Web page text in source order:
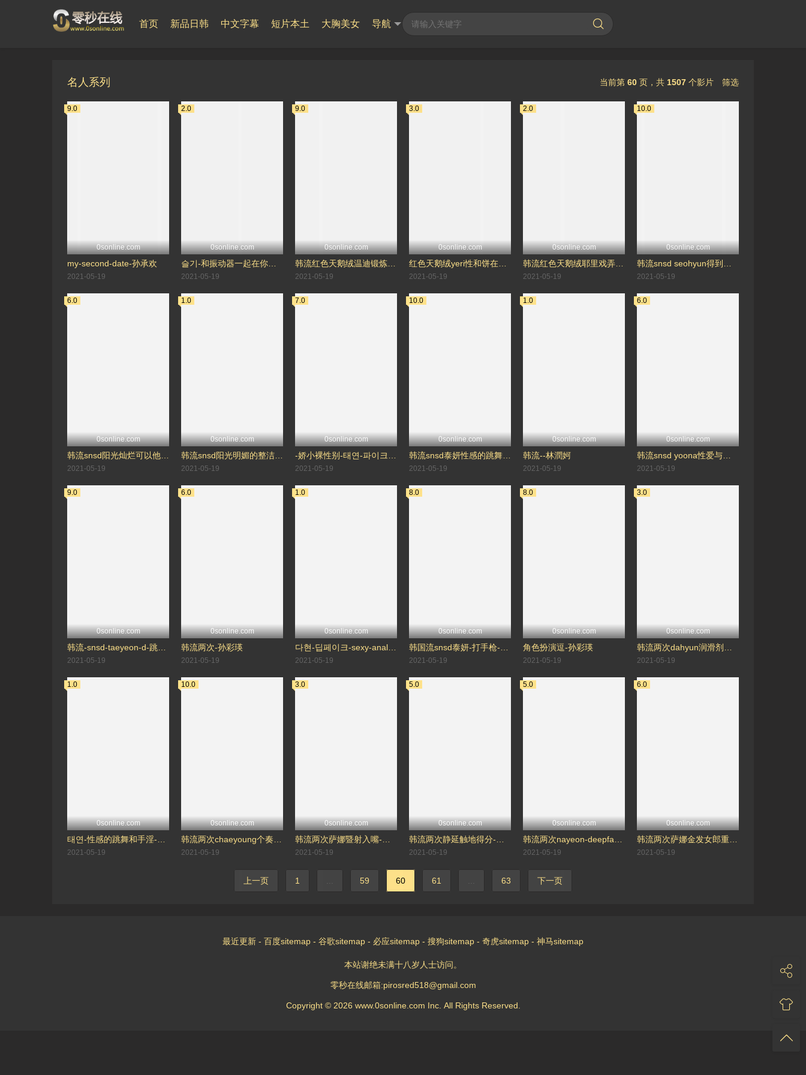
首页 新品日韩 中文字幕 短片本土 大胸美女 导航
名人系列 当前第 60 页， 共 1507 个影片 筛选
9.0
0sonline.com
my-second-date-孙承欢
2021-05-19
2.0
0sonline.com
2021-05-19
9.0
0sonline.com
2021-05-19
3.0
0sonline.com
2021-05-19
2.0
0sonline.com
2021-05-19
10.0
0sonline.com
2021-05-19
6.0
0sonline.com
2021-05-19
1.0
0sonline.com
2021-05-19
7.0
0sonline.com
2021-05-19
10.0
0sonline.com
2021-05-19
1.0
0sonline.com
韩流--林潤妸
2021-05-19
6.0
0sonline.com
2021-05-19
9.0
0sonline.com
2021-05-19
6.0
0sonline.com
韩流两次-孙彩瑛
2021-05-19
1.0
0sonline.com
2021-05-19
8.0
0sonline.com
2021-05-19
8.0
0sonline.com
角色扮演逗-孙彩瑛
2021-05-19
3.0
0sonline.com
2021-05-19
1.0
0sonline.com
2021-05-19
10.0
0sonline.com
2021-05-19
3.0
0sonline.com
2021-05-19
5.0
0sonline.com
2021-05-19
5.0
0sonline.com
2021-05-19
6.0
0sonline.com
2021-05-19
上一页 1 59 60 61 63 下一页
最近更新 - 百度sitemap - 谷歌sitemap - 必应sitemap - 搜狗sitemap - 奇虎sitemap - 神马sitemap
本站谢绝未满十八岁人士访问。
零秒在线邮箱:pirosred518@gmail.com
Copyright © 2026 www.0sonline.com Inc. All Rights Reserved.